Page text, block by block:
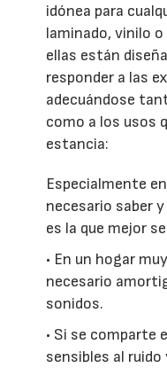
idónea para
laminado, vinilo
ellas están
responder a las
adecuándose
como a los usos
estancia:
Especialmente
necesario saber
es la que mejor
• En un hogar
necesario
sonidos.
• Si se comparte
sensibles al